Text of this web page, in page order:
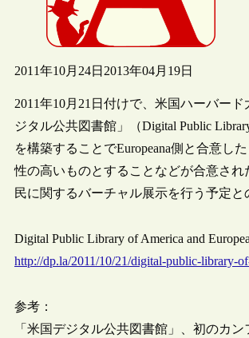
2011年10月24日 2013年04月19日
2011年10月21日付けで、米国ハーバー
ジタル公共図書館」（Digital Public
を構築することでEuropeana側と合意し
性の高いものとすることなどが合意さ
民に関するバーチャル展示を行う予定と
Digital Public Library of America and
http://dp.la/2011/10/21/digital-public-library-
参考：
「米国デジタル公共図書館」、初のカ